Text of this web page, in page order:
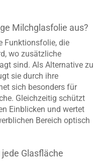
Milchglasfolie aus?
Funktionsfolie, die
wo zusätzliche
sind. Als Alternative zu
sie durch ihre
sich besonders für
Gleichzeitig schützt
Einblicken und wertet
Bereich optisch
Glasfläche